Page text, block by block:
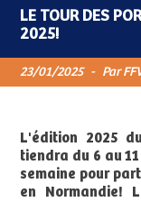
LE TOUR DES
2025!
23/01/2025 - Par
L'édition 2025
tiendra du 6 au
semaine pour
en Normandie!